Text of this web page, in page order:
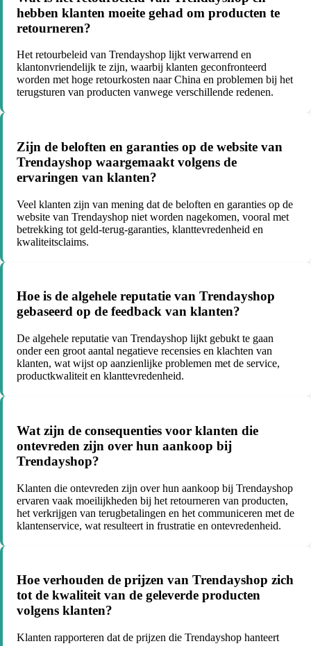
hebben klanten moeite gehad om producten te
retourneren?
Het retourbeleid van Trendayshop lijkt verwarrend en
klantonvriendelijk te zijn, waarbij klanten geconfronteerd
worden met hoge retourkosten naar China en problemen bij het
terugsturen van producten vanwege verschillende redenen.
Zijn de beloften en garanties op de website van
Trendayshop waargemaakt volgens de
ervaringen van klanten?
Veel klanten zijn van mening dat de beloften en garanties op de
website van Trendayshop niet worden nagekomen, vooral met
betrekking tot geld-terug-garanties, klanttevredenheid en
kwaliteitsclaims.
Hoe is de algehele reputatie van Trendayshop
gebaseerd op de feedback van klanten?
De algehele reputatie van Trendayshop lijkt gebukt te gaan
onder een groot aantal negatieve recensies en klachten van
klanten, wat wijst op aanzienlijke problemen met de service,
productkwaliteit en klanttevredenheid.
Wat zijn de consequenties voor klanten die
ontevreden zijn over hun aankoop bij
Trendayshop?
Klanten die ontevreden zijn over hun aankoop bij Trendayshop
ervaren vaak moeilijkheden bij het retourneren van producten,
het verkrijgen van terugbetalingen en het communiceren met de
klantenservice, wat resulteert in frustratie en ontevredenheid.
Hoe verhouden de prijzen van Trendayshop zich
tot de kwaliteit van de geleverde producten
volgens klanten?
Klanten rapporteren dat de prijzen die Trendayshop hanteert